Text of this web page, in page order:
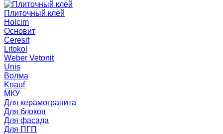
Плиточный клей
Holcim
Основит
Ceresit
Litokol
Weber Vetonit
Unis
Волма
Knauf
МКУ
Для керамогранита
Для блоков
Для фасада
Для ПГП